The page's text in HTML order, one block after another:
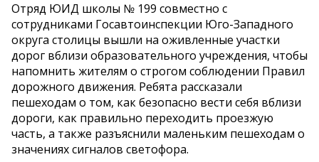
Отряд ЮИД школы № 199 совместно с
сотрудниками Госавтоинспекции Юго-Западного
округа столицы вышли на оживленные участки
дорог вблизи образовательного учреждения, чтобы
напомнить жителям о строгом соблюдении Правил
дорожного движения. Ребята рассказали
пешеходам о том, как безопасно вести себя вблизи
дороги, как правильно переходить проезжую
часть, а также разъяснили маленьким пешеходам о
значениях сигналов светофора.